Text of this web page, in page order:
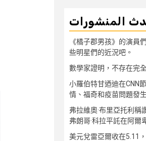
المنشورات
《橘子郡男孩》的演員
些明星們的近況吧。
數學家證明，不存在完
小羅伯特甘迺迪在CNN
情、福奇和疫苗問題發
弗拉維奧·布里亞托利稱
弗朗哥·科拉平託在阿爾
美元兌雷亞爾收在5.11